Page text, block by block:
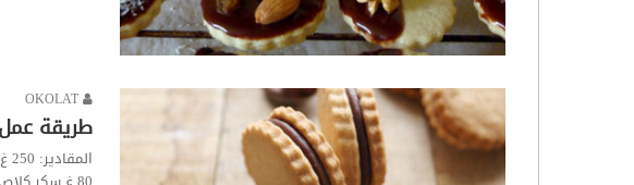
طريقة